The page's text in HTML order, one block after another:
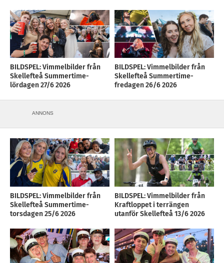
BILDSPEL: Vimmelbilder från
Skellefteå Summertime-
lördagen 27/6 2026
BILDSPEL: Vimmelbilder från
Skellefteå Summertime-
fredagen 26/6 2026
ANNONS
BILDSPEL: Vimmelbilder från
Skellefteå Summertime-
torsdagen 25/6 2026
BILDSPEL: Vimmelbilder från
Kraftloppet i terrängen
utanför Skellefteå 13/6 2026